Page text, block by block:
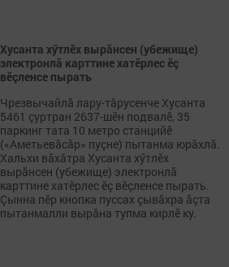
Хусанта хӳтлӗх вырăнсен (убежище)
электронлă карттине хатӗрлес ӗç
вӗçленсе пырать
Чрезвычайлă лару-тăрусенче Хусанта
5461 çуртран 2637-шӗн подвалӗ, 35
паркинг тата 10 метро станцийӗ
(«Аметьевăсăр» пуçне) пытанма юрăхлă.
Хальхи вăхăтра Хусанта хӳтлӗх
вырăнсен (убежище) электронлă
карттине хатӗрлес ӗç вӗçленсе пырать.
Çынна пӗр кнопка пуссах çывăхра ăçта
пытанмалли вырăна тупма кирлӗ ку.